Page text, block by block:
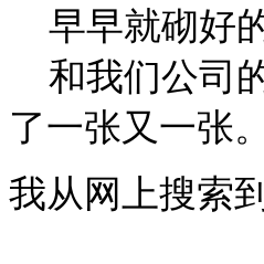
早早就砌好
和我们公司
了一张又一张。
我从网上搜索